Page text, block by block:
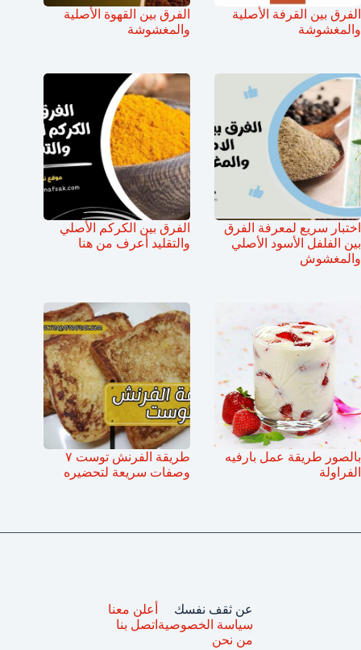
الفرق بين القرفة الأصلية
والمغشوشة
الفرق بين القهوة الأصلية
والمغشوشة
اختبار سريع لمعرفة الفرق
بين الفلفل الأسود الأصلي
والمغشوش
الفرق بين الكركم الأصلي
والتقليد أعرف من هنا
بالصور طريقة عمل بارفيه
الفراولة
طريقة الفرنش توست ٧
وصفات سريعة لتحضيره
عن ثقف نفسك
سياسة الخصوصية
من نحن
أعلن معنا
اتصل بنا